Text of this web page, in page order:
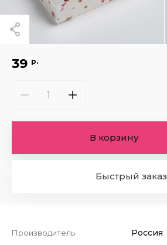
Производитель Россия
39 р.
В корзину
Быстрый заказ